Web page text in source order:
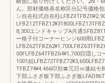
断面に取り付けてください。2N・
ん。部材価格表名称区分記号価格
ン自在柱式自在柱
8,300エンドキャップA共通
ー格子付コーナーヒンジ600用
00FLFBZ64TFBZ64¥1,700目隠しコ
1001組
TFBZ74¥4.466印別〓冗日ｍ連結モ
下部ふさぎ板下部ふさぎ板